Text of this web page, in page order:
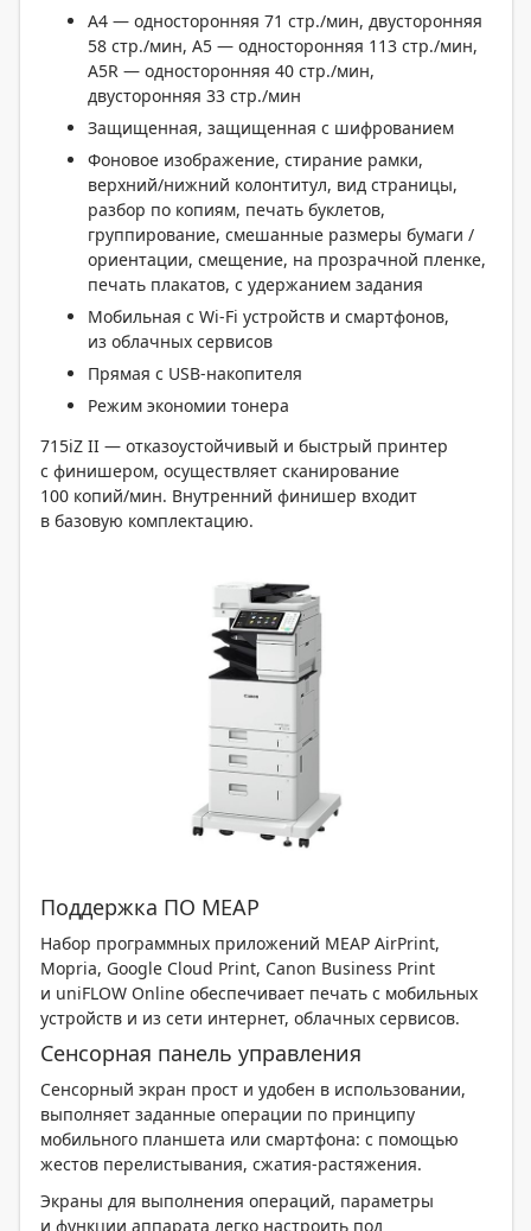
А4 — односторонняя 71 стр./мин, двусторонняя
58 стр./мин, A5 — односторонняя 113 стр./мин,
A5R — односторонняя 40 стр./мин,
двусторонняя 33 стр./мин
Защищенная, защищенная с шифрованием
Фоновое изображение, стирание рамки,
верхний/нижний колонтитул, вид страницы,
разбор по копиям, печать буклетов,
группирование, смешанные размеры бумаги /
ориентации, смещение, на прозрачной пленке,
печать плакатов, с удержанием задания
Мобильная с Wi-Fi устройств и смартфонов,
из облачных сервисов
Прямая с USB-накопителя
Режим экономии тонера
715iZ II — отказоустойчивый и быстрый принтер
с финишером, осуществляет сканирование
100 копий/мин. Внутренний финишер входит
в базовую комплектацию.
Поддержка ПО MEAP
Набор программных приложений MEAP AirPrint,
Mopria, Google Cloud Print, Canon Business Print
и uniFLOW Online обеспечивает печать с мобильных
устройств и из сети интернет, облачных сервисов.
Сенсорная панель управления
Сенсорный экран прост и удобен в использовании,
выполняет заданные операции по принципу
мобильного планшета или смартфона: с помощью
жестов перелистывания, сжатия-растяжения.
Экраны для выполнения операций, параметры
и функции аппарата легко настроить под